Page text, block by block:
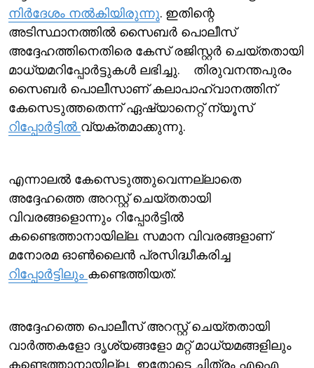
നിര്‍ദേശം നല്‍കിയിരുന്നു. ഇതിന്റെ
അടിസ്ഥാനത്തില്‍ സൈബര്‍ പൊലീസ്
അദ്ദേഹത്തിനെതിരെ കേസ് രജിസ്റ്റര്‍ ചെയ്തതായി
മാധ്യമറിപ്പോര്‍ട്ടുകള്‍ ലഭിച്ചു. തിരുവനന്തപുരം
സൈബർ പൊലീസാണ് കലാപാഹ്വാനത്തിന്
കേസെടുത്തതെന്ന് ഏഷ്യാനെറ്റ് ന്യൂസ്
റിപ്പോര്‍ട്ടില്‍ വ്യക്തമാക്കുന്നു.
എന്നാലല്‍ കേസെടുത്തുവെന്നല്ലാതെ
അദ്ദേഹത്തെ അറസ്റ്റ് ചെയ്തതായി
വിവരങ്ങളൊന്നും റിപ്പോര്‍ട്ടില്‍
കണ്ടെെത്താനായില്ല. സമാന വിവരങ്ങളാണ്
മനോരമ ഓണ്‍ലൈന്‍ പ്രസിദ്ധീകരിച്ച
റിപ്പോര്‍ട്ടിലും കണ്ടെത്തിയത്.
അദ്ദേഹത്തെ പൊലീസ് അറസ്റ്റ് ചെയ്തതായി
വാര്‍ത്തകളോ ദൃശ്യങ്ങളോ മറ്റ് മാധ്യമങ്ങളിലും
കണ്ടെത്താനായില്ല. ഇതോടെ ചിത്രം എഐ